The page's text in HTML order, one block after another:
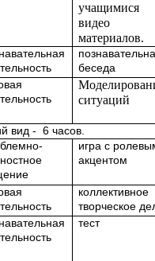
учащимися
видео
материалов.
беседа
ситуаций
вид - 6 часов.
игра с
акцентом
коллективное
творческое
тест